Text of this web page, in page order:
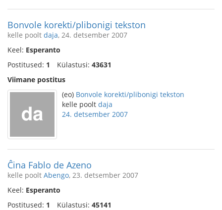
Bonvole korekti/plibonigi tekston
kelle poolt daja, 24. detsember 2007
Keel: Esperanto
Postitused: 1 Külastusi: 43631
Viimane postitus
(eo) Bonvole korekti/plibonigi tekston
kelle poolt daja
24. detsember 2007
Ĉina Fablo de Azeno
kelle poolt Abengo, 23. detsember 2007
Keel: Esperanto
Postitused: 1 Külastusi: 45141